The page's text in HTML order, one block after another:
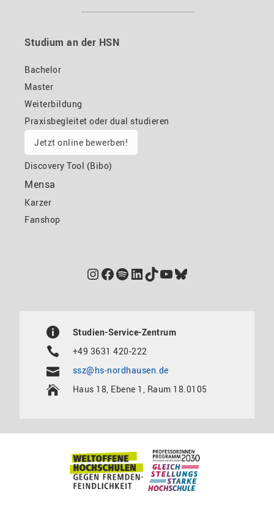
Studium an der HSN
Bachelor
Master
Weiterbildung
Praxisbegleitet oder dual studieren
Jetzt online bewerben!
Discovery Tool (Bibo)
Mensa
Karzer
Fanshop
Instagram
Facebook
Spotify
LinkedIn
TikTok
YouTube
Bluesky
Studien-Service-Zentrum
+49 3631 420-222
ssz@hs-nordhausen.de
Haus 18, Ebene 1, Raum 18.0105